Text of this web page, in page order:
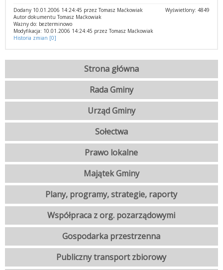
Wyświetlony: 4849
Dodany 10.01.2006 14:24:45 przez Tomasz Maćkowiak
Autor dokumentu Tomasz Maćkowiak
Ważny do: bezterminowo
Modyfikacja: 10.01.2006 14:24:45 przez Tomasz Maćkowiak
Historia zmian [0]
Strona główna
Rada Gminy
Urząd Gminy
Sołectwa
Prawo lokalne
Majątek Gminy
Plany, programy, strategie, raporty
Współpraca z org. pozarządowymi
Gospodarka przestrzenna
Publiczny transport zbiorowy